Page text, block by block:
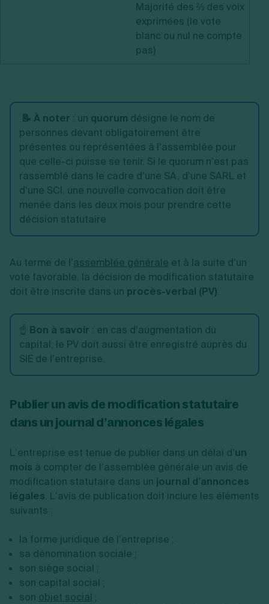
Majorité des ⅔ des voix
exprimées (le vote
blanc ou nul ne compte
pas)
📝 À noter : un quorum désigne le nom de
personnes devant obligatoirement être
présentes ou représentées à l’assemblée pour
que celle-ci puisse se tenir. Si le quorum n’est pas
rassemblé dans le cadre d’une SA, d’une SARL et
d’une SCI, une nouvelle convocation doit être
menée dans les deux mois pour prendre cette
décision statutaire
Au terme de l’assemblée générale et à la suite d’un
vote favorable, la décision de modification statutaire
doit être inscrite dans un procès-verbal (PV).
☝️ Bon à savoir : en cas d’augmentation du
capital, le PV doit aussi être enregistré auprès du
SIE de l’entreprise.
Publier un avis de modification statutaire
dans un journal d’annonces légales
L’entreprise est tenue de publier dans un délai d’un
mois à compter de l’assemblée générale un avis de
modification statutaire dans un journal d’annonces
légales. L’avis de publication doit inclure les éléments
suivants :
la forme juridique de l’entreprise ;
sa dénomination sociale ;
son siège social ;
son capital social ;
son objet social ;